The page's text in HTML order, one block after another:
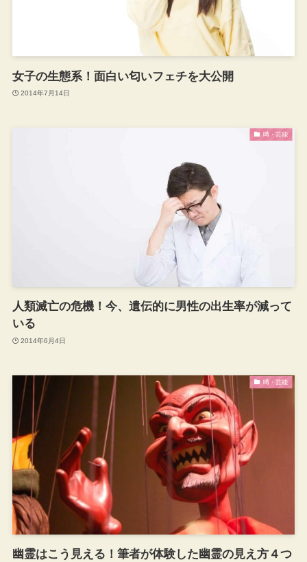
女子の生態系！面白い匂いフェチを大公開
2014年7月14日
噂・芸能
人類滅亡の危機！今、遺伝的に男性の出生率が減って
いる
2014年6月4日
噂・芸能
幽霊はこう見える！筆者が体験した幽霊の見え方４つ